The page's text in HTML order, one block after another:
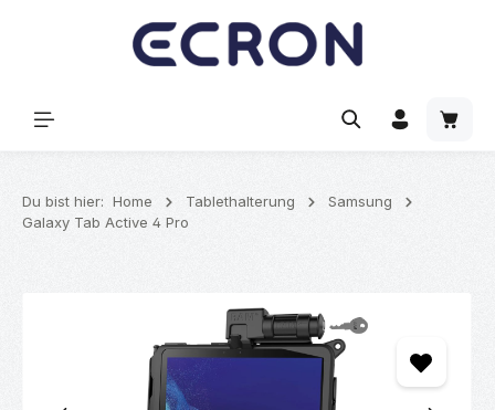
Du bist hier: Home Tablethalterung
Samsung
Galaxy Tab Active 4 Pro